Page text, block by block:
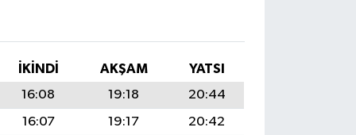
İKINDI AKŞAM
YATSI
16:08 19:18
20:44
16:07 19:17
20:42